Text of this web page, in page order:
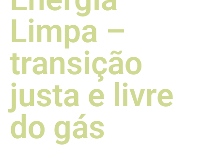
Limpa –
transição
justa e livre
do gás